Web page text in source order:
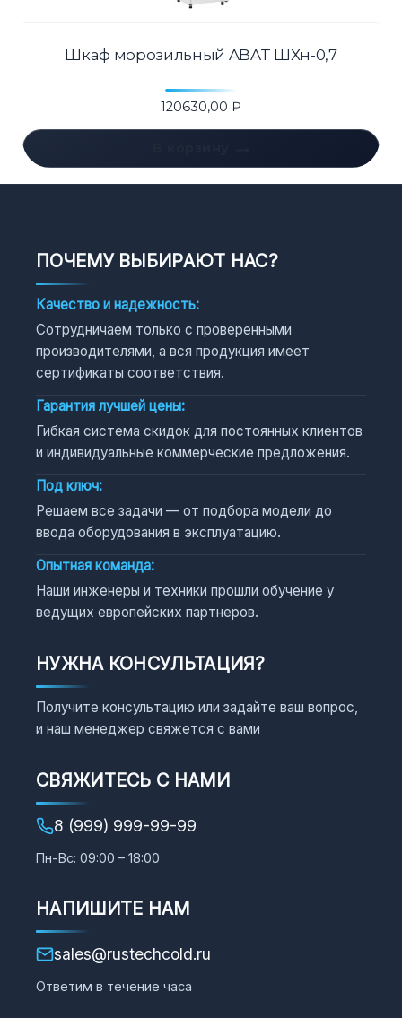
Шкаф морозильный ABAT ШХн-0,7
120630,00 ₽
ПОЧЕМУ ВЫБИРАЮТ НАС?
Качество и надежность:
Сотрудничаем только с проверенными
производителями, а вся продукция имеет
сертификаты соответствия.
Гарантия лучшей цены:
Гибкая система скидок для постоянных клиентов
и индивидуальные коммерческие предложения.
Под ключ:
Решаем все задачи — от подбора модели до
ввода оборудования в эксплуатацию.
Опытная команда:
Наши инженеры и техники прошли обучение у
ведущих европейских партнеров.
НУЖНА КОНСУЛЬТАЦИЯ?
Получите консультацию или задайте ваш вопрос,
и наш менеджер свяжется с вами
СВЯЖИТЕСЬ С НАМИ
8 (999) 999-99-99
Пн-Вс: 09:00 – 18:00
НАПИШИТЕ НАМ
sales@rustechcold.ru
Ответим в течение часа